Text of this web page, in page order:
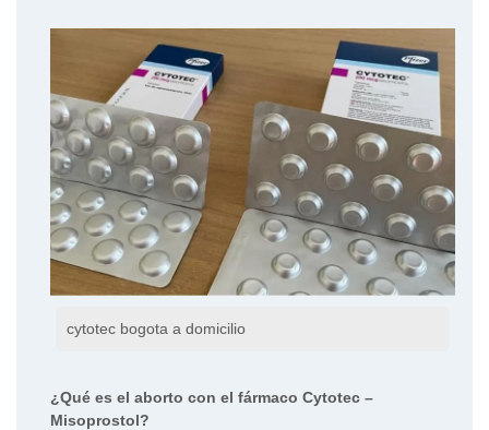
cytotec bogota a domicilio
¿Qué es el aborto con el fármaco Cytotec –
Misoprostol?